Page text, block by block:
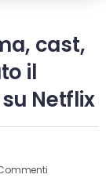
cast,
il
Netflix